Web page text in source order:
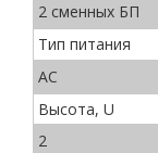
2 сменных БП
Тип питания
AC
Высота, U
2